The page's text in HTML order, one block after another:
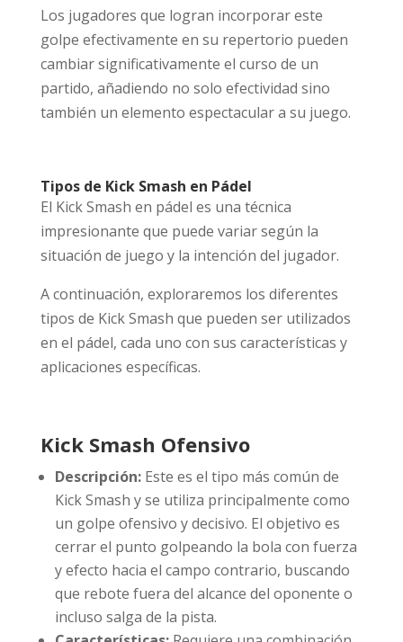
Los jugadores que logran incorporar este
golpe efectivamente en su repertorio pueden
cambiar significativamente el curso de un
partido, añadiendo no solo efectividad sino
también un elemento espectacular a su juego.
Tipos de Kick Smash en Pádel
El Kick Smash en pádel es una técnica
impresionante que puede variar según la
situación de juego y la intención del jugador.
A continuación, exploraremos los diferentes
tipos de Kick Smash que pueden ser utilizados
en el pádel, cada uno con sus características y
aplicaciones específicas.
Kick Smash Ofensivo
Descripción:Este es el tipo más común de
Kick Smash y se utiliza principalmente como
un golpe ofensivo y decisivo. El objetivo es
cerrar el punto golpeando la bola con fuerza
y efecto hacia el campo contrario, buscando
que rebote fuera del alcance del oponente o
incluso salga de la pista.